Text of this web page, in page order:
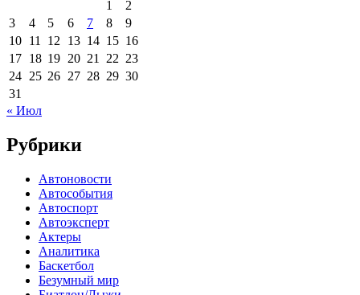
1
2
3
4 5 6 7 8
9
10 11 12 13 14 15 16
17 18 19 20 21 22 23
24 25 26 27 28 29 30
31
« Июл
Рубрики
Автоновости
Автособытия
Автоспорт
Автоэксперт
Актеры
Аналитика
Баскетбол
Безумный мир